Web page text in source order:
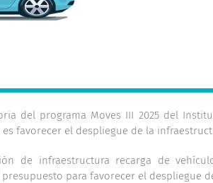
del programa Moves III 2025del
favorecer el despliegue de la
de infraestructura recarga de
para favorecer el despliegue